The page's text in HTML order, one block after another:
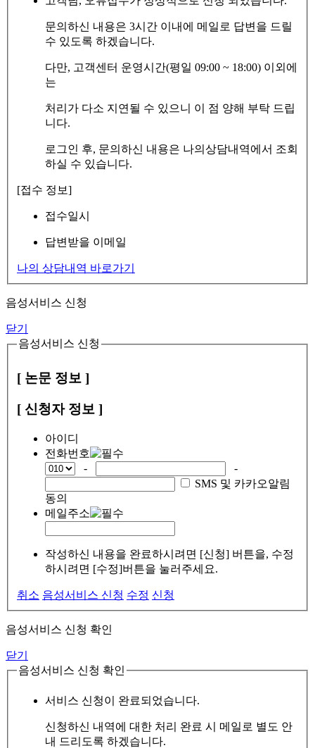
문의하신 내용은 3시간 이내에 메일로 답변을 드릴
수 있도록 하겠습니다.
다만, 고객센터 운영시간(평일 09:00 ~ 18:00) 이외에
는
처리가 다소 지연될 수 있으니 이 점 양해 부탁 드립
니다.
로그인 후, 문의하신 내용은 나의상담내역에서 조회
하실 수 있습니다.
[접수 정보]
접수일시
답변받을 이메일
나의 상담내역 바로가기
음성서비스 신청
닫기
음성서비스 신청
[ 논문 정보 ]
[ 신청자 정보 ]
아이디
전화번호
-
-
SMS 및 카카오알림
동의
메일주소
작성하신 내용을 완료하시려면 [신청] 버튼을, 수정
하시려면 [수정]버튼을 눌러주세요.
취소 음성서비스 신청 수정 신청
음성서비스 신청 확인
닫기
음성서비스 신청 확인
서비스 신청이 완료되었습니다.
신청하신 내역에 대한 처리 완료 시 메일로 별도 안
내 드리도록 하겠습니다.